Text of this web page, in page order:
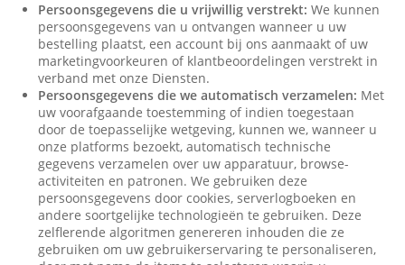
Persoonsgegevens die u vrijwillig verstrekt: We kunnen
persoonsgegevens van u ontvangen wanneer u uw
bestelling plaatst, een account bij ons aanmaakt of uw
marketingvoorkeuren of klantbeoordelingen verstrekt in
verband met onze Diensten.
Persoonsgegevens die we automatisch verzamelen: Met
uw voorafgaande toestemming of indien toegestaan
door de toepasselijke wetgeving, kunnen we, wanneer u
onze platforms bezoekt, automatisch technische
gegevens verzamelen over uw apparatuur, browse-
activiteiten en patronen. We gebruiken deze
persoonsgegevens door cookies, serverlogboeken en
andere soortgelijke technologieën te gebruiken. Deze
zelflerende algoritmen genereren inhouden die ze
gebruiken om uw gebruikerservaring te personaliseren,